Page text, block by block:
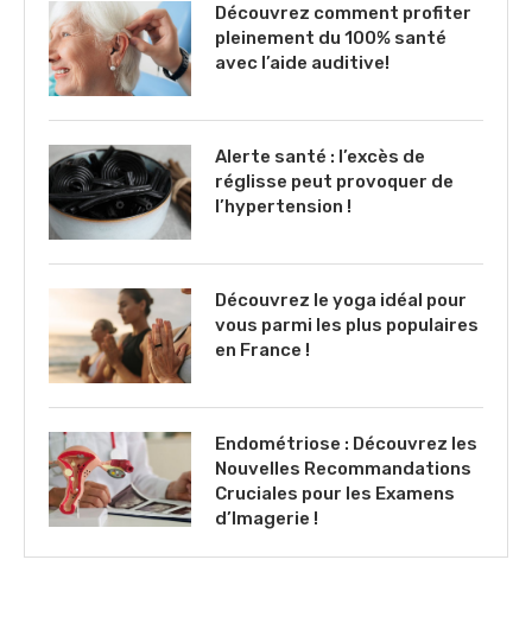
Découvrez comment profiter
pleinement du 100% santé
avec l’aide auditive!
Alerte santé : l’excès de
réglisse peut provoquer de
l’hypertension !
Découvrez le yoga idéal pour
vous parmi les plus populaires
en France !
Endométriose : Découvrez les
Nouvelles Recommandations
Cruciales pour les Examens
d’Imagerie !